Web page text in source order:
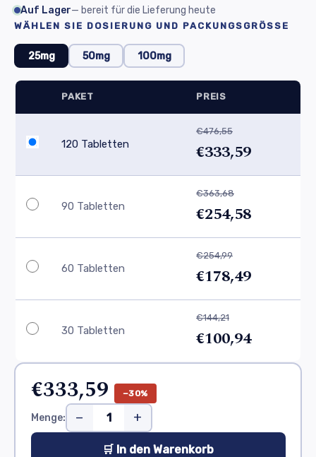
Auf Lager— bereit für die Lieferung heute
WÄHLEN SIE DOSIERUNG UND PACKUNGSGRÖSSE
25mg 50mg 100mg
PAKET PREIS
120 Tabletten
€476,55
€333,59
90 Tabletten
€363,68
€254,58
60 Tabletten
€254,99
€178,49
30 Tabletten
€144,21
€100,94
€333,59 −30%
Menge: − +
🛒 In den Warenkorb